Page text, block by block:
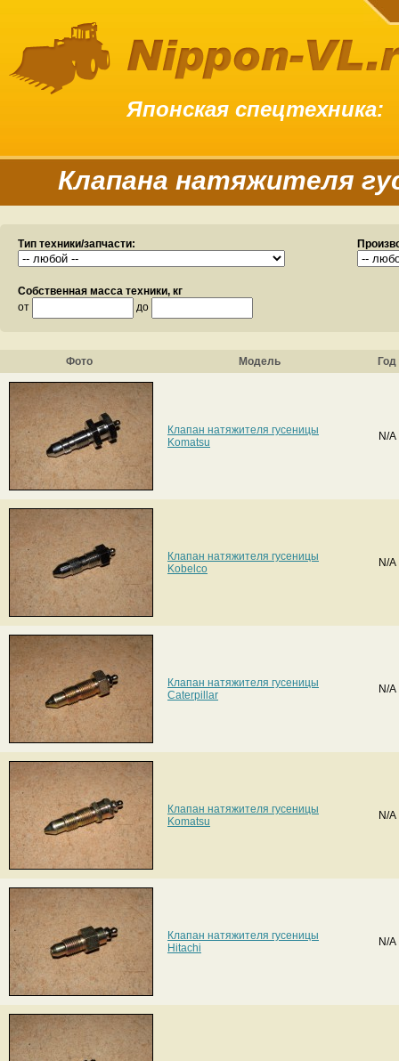
Японская спецтехника:
Клапана натяжителя
Тип техники/запчасти:
Собственная масса техники, кг
от
до
Фото Модель Год
Клапан натяжителя гусеницы
Komatsu
N/A
Клапан натяжителя гусеницы
Kobelco
N/A
Клапан натяжителя гусеницы
Caterpillar
N/A
Клапан натяжителя гусеницы
Komatsu
N/A
Клапан натяжителя гусеницы
Hitachi
N/A